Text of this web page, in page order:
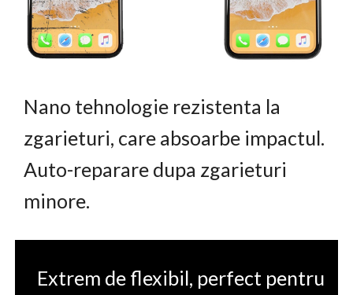
Nano tehnologie rezistenta la
zgarieturi, care absoarbe impactul.
Auto-reparare dupa zgarieturi
minore.
Extrem de flexibil, perfect pentru